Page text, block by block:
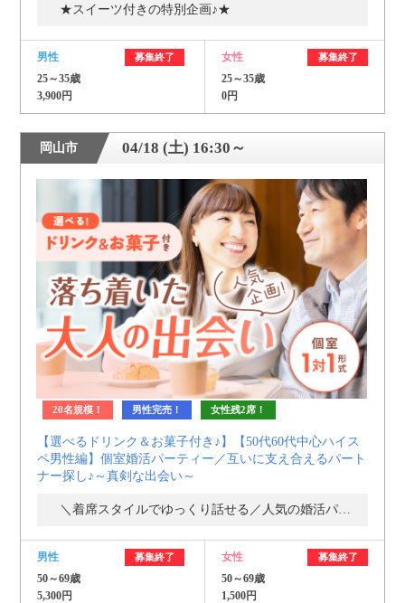
★スイーツ付きの特別企画♪★
男性 募集終了
25～35歳
3,900円
女性 募集終了
25～35歳
0円
岡山市 04/18 (土) 16:30～
20名規模！ 男性完売！ 女性残2席！
【選べるドリンク＆お菓子付き♪】【50代60代中心ハイス
ペ男性編】個室婚活パーティー／互いに支え合えるパート
ナー探し♪～真剣な出会い～
＼着席スタイルでゆっくり話せる／人気の婚活パーティー・街コン
男性 募集終了
50～69歳
5,300円
女性 募集終了
50～69歳
1,500円